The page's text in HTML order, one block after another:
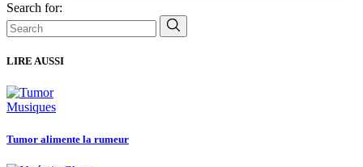
Search for:
LIRE AUSSI
Musiques
Tumor alimente la rumeur